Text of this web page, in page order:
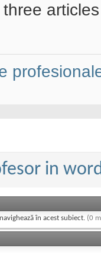
in
în acest subiect. (0